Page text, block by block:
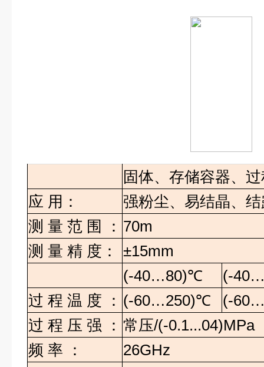
固体、存储容器、
应 用：
强粉尘、易结晶、
测 量 范 围 ： 70m
测 量 精 度：
±15mm
(-40…80)℃
(-
过 程 温 度 ： (-60…250)℃
(-
过 程 压 强 ： 常压/(-0.1...04)MPa
频 率 ：
26GHz